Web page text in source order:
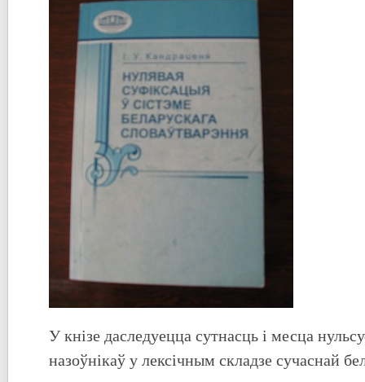
У кнізе даследуецца сутнасць і месца
назоўнікаў у лексічным складзе сучаснай